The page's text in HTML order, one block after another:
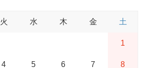
火 水 木 金 土
1
4 5 6 7 8